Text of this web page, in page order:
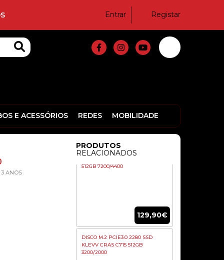
Entrar Registar
E ACESSÓRIOS REDES MOBILIDADE
3 ANOS
PRODUTOS
RELACIONADOS
209,90€
70,20€
512GB 7200/4400
129,90€
DISCO M.2 PCIE3.0 2280 SSD
KLEVV CRAS C715 512GB
3200/2000